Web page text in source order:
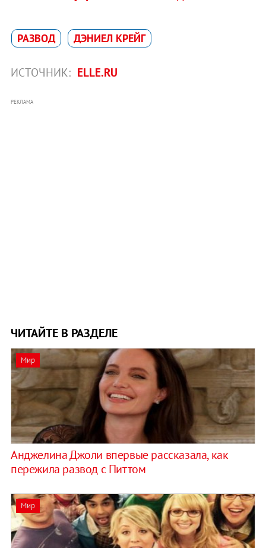
РАЗВОД ДЭНИЕЛ КРЕЙГ
ИСТОЧНИК: ELLE.RU
РЕКЛАМА
ЧИТАЙТЕ В РАЗДЕЛЕ
Мир
Анджелина Джоли впервые рассказала, как
пережила развод с Питтом
Мир